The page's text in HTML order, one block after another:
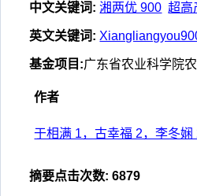
中文关键词: 湘两优 900 超高
英文关键词:
基金项目 :广东省农业科学院
作者
于相满 1，古幸福 2，李冬
摘要点击次数: 6879